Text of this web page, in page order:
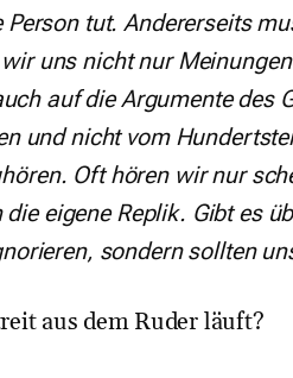
tut. Andererseits
uns nicht nur
auf die Argumente des
und nicht vom
Oft hören wir nur
eigene Replik. Gibt es
sondern sollten
aus dem Ruder läuft?